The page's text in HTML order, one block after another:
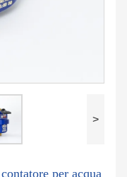
>
per acqua